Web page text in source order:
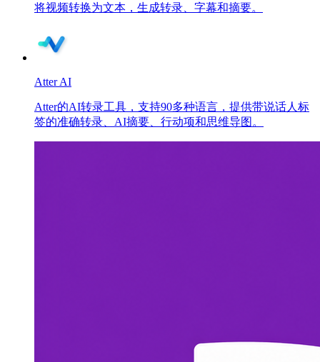
将视频转换为文本，生成转录、字幕和摘要。
Atter AI
Atter的AI转录工具，支持90多种语言，提供带说话人标
签的准确转录、AI摘要、行动项和思维导图。